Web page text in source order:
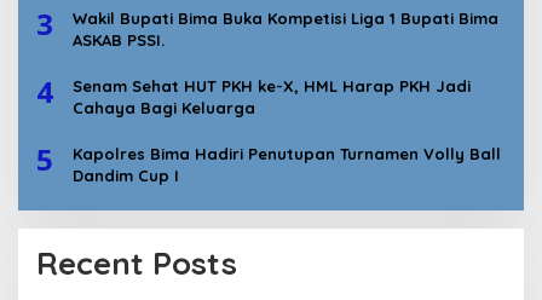
3
Wakil Bupati Bima Buka Kompetisi Liga 1 Bupati Bima
ASKAB PSSI.
4
Senam Sehat HUT PKH ke-X, HML Harap PKH Jadi
Cahaya Bagi Keluarga
5
Kapolres Bima Hadiri Penutupan Turnamen Volly Ball
Dandim Cup I
Recent Posts